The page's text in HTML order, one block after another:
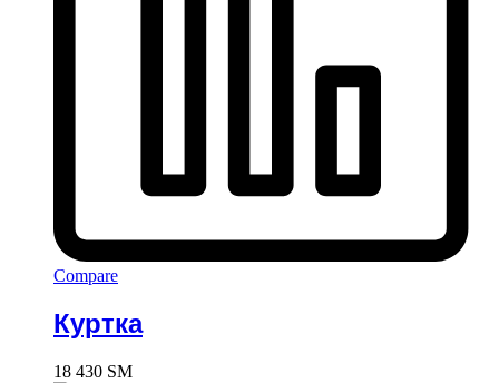
Compare
Куртка
18 430 ЅМ